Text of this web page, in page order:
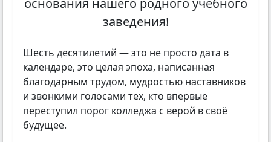
основания нашего родного учебного
заведения!
Шесть десятилетий — это не просто дата в
календаре, это целая эпоха, написанная
благодарным трудом, мудростью наставников
и звонкими голосами тех, кто впервые
переступил порог колледжа с верой в своё
будущее.